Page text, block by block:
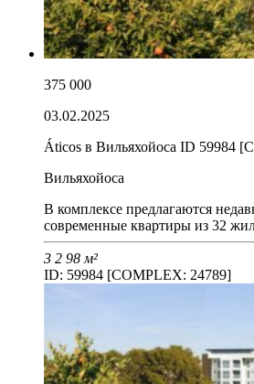
375 000
03.02.2025
Áticos в Вильяхойоса ID 59984
Вильяхойоса
В комплексе предлагаются
современные квартиры из 32
3 2 98 м²
ID: 59984 [COMPLEX: 24789]